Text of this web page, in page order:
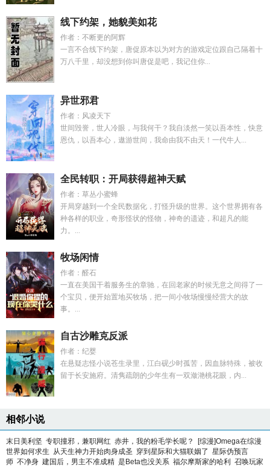
线下约架，她貌美如花
作者：不断更的阿辉
一言不合线下约架，唐促原本以为对方的游戏定位跟自己隔着十
万八千里，却没想到你叫唐促是吧，我记住你...
异世邪君
作者：风凌天下
世间毁誉，世人冷眼，与我何干？我自淡然一笑以吾本性，快意
恩仇，以吾本心，遨游世间，我命由我不由天！一代牛人...
全民转职：开局获得超神天赋
作者：草丛小蜜蜂
开局穿越到一个全民数据化，打怪升级的世界。这个世界拥有各
种各样的职业，奇形怪状的怪物，神奇的遗迹，和超凡的能
力。...
牧场闲情
作者：醛石
一直在美国干着服务生的章驰，在回老家的时候无意之间得了一
个宝贝，便开始置地买牧场，把一间小牧场慢慢经营大的故
事。...
自古沙雕克反派
作者：纪婴
在悬疑志怪小说苍生录里，江白砚少时孤苦，因血脉特殊，被收
留于长安施府。清隽疏朗的少年生有一双潋滟桃花眼，内...
相邻小说
末日美利坚 专职撞邪，兼职网红 赤井，我的粉毛学长呢？
[综漫]Omega在综漫
世界如何求生 从天生神力开始肉身成圣 穿到星际和大猫联姻了 星际伪预言
师 不净身 建国后，男主不准成精 是Beta也没关系 福尔摩斯家的哈利 召唤玩家